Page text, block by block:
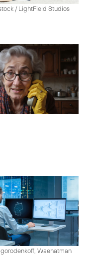
/ LightField Studios
Waehatman